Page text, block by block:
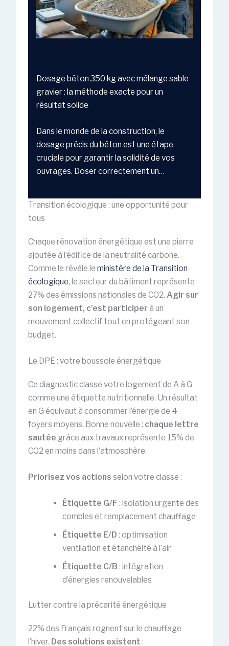
Dosage béton 350 kg avec mélange sable
gravier : la méthode exacte pour un
résultat solide
Dans le monde de la construction, le
dosage précis du béton est une étape
cruciale pour garantir la solidité de vos
ouvrages. Doser correctement un…
Transition écologique : une opportunité pour
tous
Chaque rénovation énergétique est une pierre
ajoutée à l’édifice de la neutralité carbone.
Comme le révèle le ministère de la Transition
écologique, le secteur du bâtiment représente
27% des émissions nationales de CO2. Agir sur
son logement, c’est participer à un
mouvement collectif tout en protégeant son
budget.
Le DPE : votre boussole énergétique
Ce diagnostic classe votre logement de A à G
comme une étiquette nutritionnelle. Un résultat
en G équivaut à consommer l’énergie de 4
foyers moyens. Bonne nouvelle : chaque lettre
sautée grâce aux travaux représente 15% de
CO2 en moins dans l’atmosphère.
Priorisez vos actions selon votre classe :
Étiquette G/F : isolation urgente des
combles et remplacement chauffage
Étiquette E/D : optimisation
ventilation et étanchéité à l’air
Étiquette C/B : intégration
d’énergies renouvelables
Lutter contre la précarité énergétique
22% des Français rognent sur le chauffage
l’hiver. Des solutions existent :